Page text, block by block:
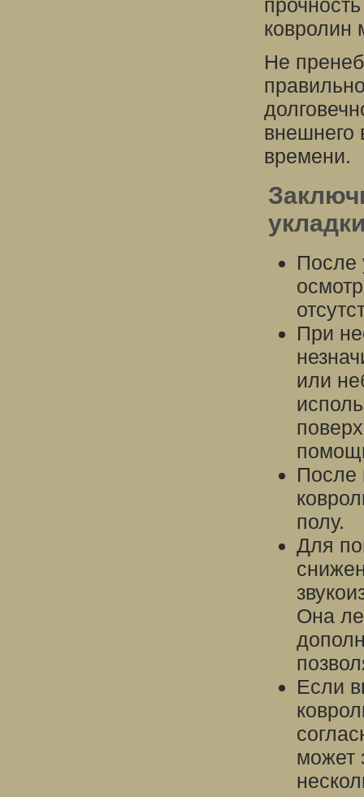
ковролин
Не
внешнего
времени.
После
При
или
После
полу.
Для
Она
Если
может